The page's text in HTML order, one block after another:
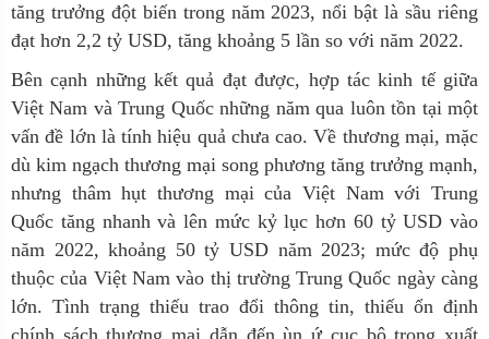
tăng trưởng đột biến trong năm 2023, nổi bật là sầu riêng
đạt hơn 2,2 tỷ USD, tăng khoảng 5 lần so với năm 2022.
Bên cạnh những kết quả đạt được, hợp tác kinh tế giữa
Việt Nam và Trung Quốc những năm qua luôn tồn tại một
vấn đề lớn là tính hiệu quả chưa cao. Về thương mại, mặc
dù kim ngạch thương mại song phương tăng trưởng mạnh,
nhưng thâm hụt thương mại của Việt Nam với Trung
Quốc tăng nhanh và lên mức kỷ lục hơn 60 tỷ USD vào
năm 2022, khoảng 50 tỷ USD năm 2023; mức độ phụ
thuộc của Việt Nam vào thị trường Trung Quốc ngày càng
lớn. Tình trạng thiếu trao đổi thông tin, thiếu ổn định
chính sách thương mại dẫn đến ùn ứ cục bộ trong xuất